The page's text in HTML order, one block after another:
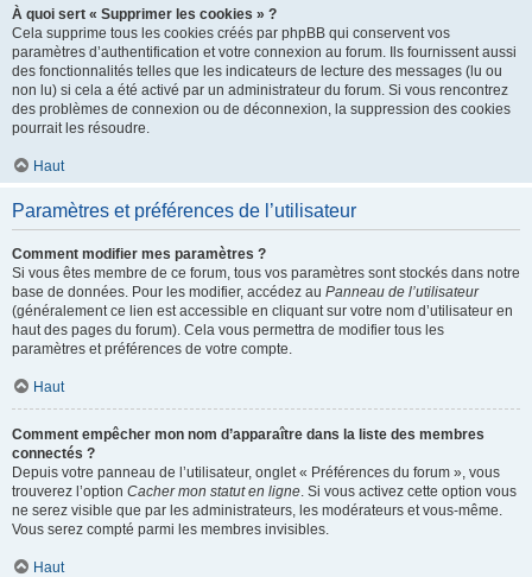
À quoi sert « Supprimer les cookies » ?
Cela supprime tous les cookies créés par phpBB qui conservent vos
paramètres d’authentification et votre connexion au forum. Ils fournissent aussi
des fonctionnalités telles que les indicateurs de lecture des messages (lu ou
non lu) si cela a été activé par un administrateur du forum. Si vous rencontrez
des problèmes de connexion ou de déconnexion, la suppression des cookies
pourrait les résoudre.
Haut
Paramètres et préférences de l’utilisateur
Comment modifier mes paramètres ?
Si vous êtes membre de ce forum, tous vos paramètres sont stockés dans notre
base de données. Pour les modifier, accédez au Panneau de l’utilisateur
(généralement ce lien est accessible en cliquant sur votre nom d’utilisateur en
haut des pages du forum). Cela vous permettra de modifier tous les
paramètres et préférences de votre compte.
Haut
Comment empêcher mon nom d’apparaître dans la liste des membres
connectés ?
Depuis votre panneau de l’utilisateur, onglet « Préférences du forum », vous
trouverez l’option Cacher mon statut en ligne. Si vous activez cette option vous
ne serez visible que par les administrateurs, les modérateurs et vous-même.
Vous serez compté parmi les membres invisibles.
Haut